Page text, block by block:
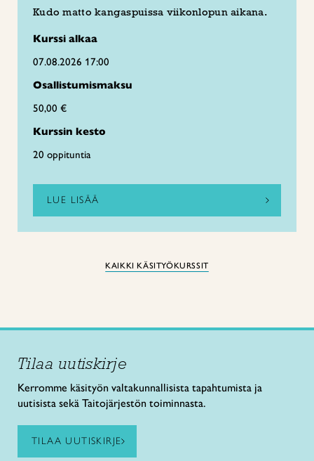
Kudo matto kangaspuissa viikonlopun aikana.
Kurssi alkaa
07.08.2026 17:00
Osallistumismaksu
50,00 €
Kurssin kesto
20 oppituntia
LUE LISÄÄ
KAIKKI KÄSITYÖKURSSIT
Tilaa uutiskirje
Kerromme käsityön valtakunnallisista tapahtumista ja
uutisista sekä Taitojärjestön toiminnasta.
TILAA UUTISKIRJE